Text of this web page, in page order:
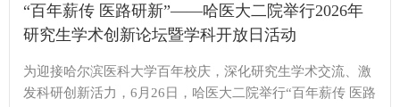
“百年薪传 医路研新”——哈医大二院举行2026年
研究生学术创新论坛暨学科开放日活动
为迎接哈尔滨医科大学百年校庆，深化研究生学术交流、激
发科研创新活力，6月26日，哈医大二院举行“百年薪传 医路